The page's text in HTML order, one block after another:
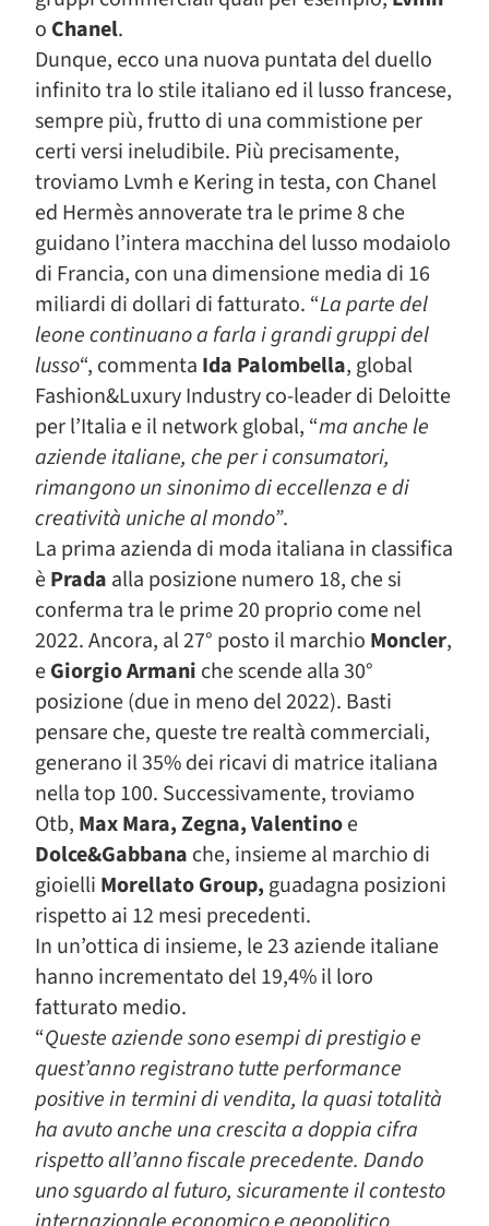
o Chanel.
Dunque, ecco una nuova puntata del duello
infinito tra lo stile italiano ed il lusso francese,
sempre più, frutto di una commistione per
certi versi ineludibile. Più precisamente,
troviamo Lvmh e Kering in testa, con Chanel
ed Hermès annoverate tra le prime 8 che
guidano l’intera macchina del lusso modaiolo
di Francia, con una dimensione media di 16
miliardi di dollari di fatturato. “La parte del
leone continuano a farla i grandi gruppi del
lusso“, commenta Ida Palombella, global
Fashion&Luxury Industry co-leader di Deloitte
per l’Italia e il network global, “ma anche le
aziende italiane, che per i consumatori,
rimangono un sinonimo di eccellenza e di
creatività uniche al mondo”.
La prima azienda di moda italiana in classifica
èPrada alla posizione numero 18, che si
conferma tra le prime 20 proprio come nel
2022. Ancora, al 27° posto il marchio Moncler,
eGiorgio Armani che scende alla 30°
posizione (due in meno del 2022). Basti
pensare che, queste tre realtà commerciali,
generano il 35% dei ricavi di matrice italiana
nella top 100. Successivamente, troviamo
Otb, Max Mara, Zegna, Valentinoe
Dolce&Gabbana che, insieme al marchio di
gioielli Morellato Group, guadagna posizioni
rispetto ai 12 mesi precedenti.
In un’ottica di insieme, le 23 aziende italiane
hanno incrementato del 19,4% il loro
fatturato medio.
“Queste aziende sono esempi di prestigio e
quest’anno registrano tutte performance
positive in termini di vendita, la quasi totalità
ha avuto anche una crescita a doppia cifra
rispetto all’anno fiscale precedente. Dando
uno sguardo al futuro, sicuramente il contesto